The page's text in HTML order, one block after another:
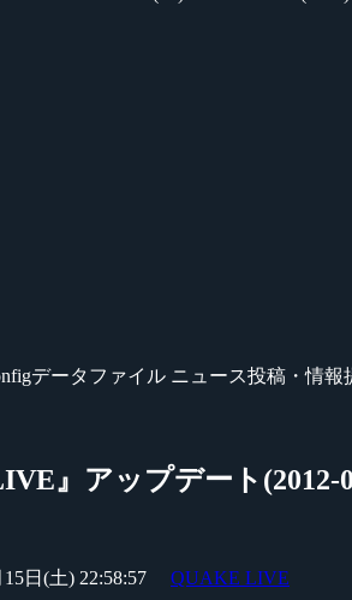
データファイル ニュース投稿・情報
』アップデート(2012-
日(土) 22:58:57 QUAKE LIVE